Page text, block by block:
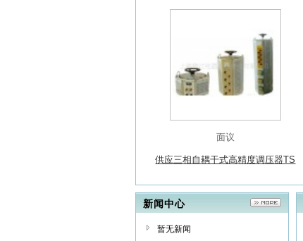
面议
供应三相自耦干式高精度调压器TS
新闻中心
暂无新闻